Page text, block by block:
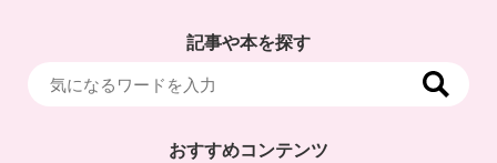
記事や本を探す
おすすめコンテンツ